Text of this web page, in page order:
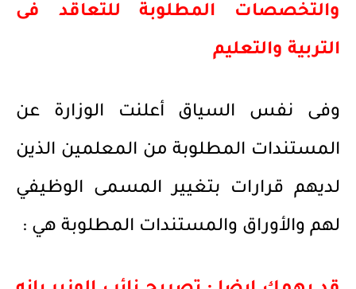
والتخصصات المطلوبة للتعاقد فى
التربية والتعليم
وفى نفس السياق أعلنت الوزارة عن
المستندات المطلوبة من المعلمين الذين
لديهم قرارات بتغيير المسمى الوظيفي
لهم والأوراق والمستندات المطلوبة هي :